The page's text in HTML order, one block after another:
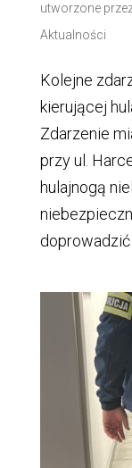
utworzone
Aktualności
Kolejne
kierującej
Zdarzenie
przy ul.
hulajnogą
doprowadzić